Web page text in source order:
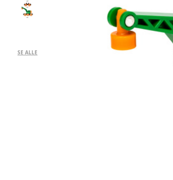
SE ALLE